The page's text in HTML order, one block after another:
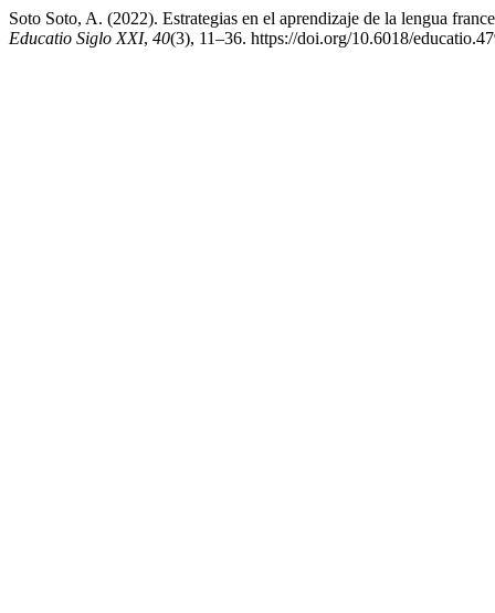
Soto Soto, A. (2022). Estrategias en el aprendizaje de la lengua
Educatio Siglo XXI, 40(3), 11–36. https://doi.org/10.6018/